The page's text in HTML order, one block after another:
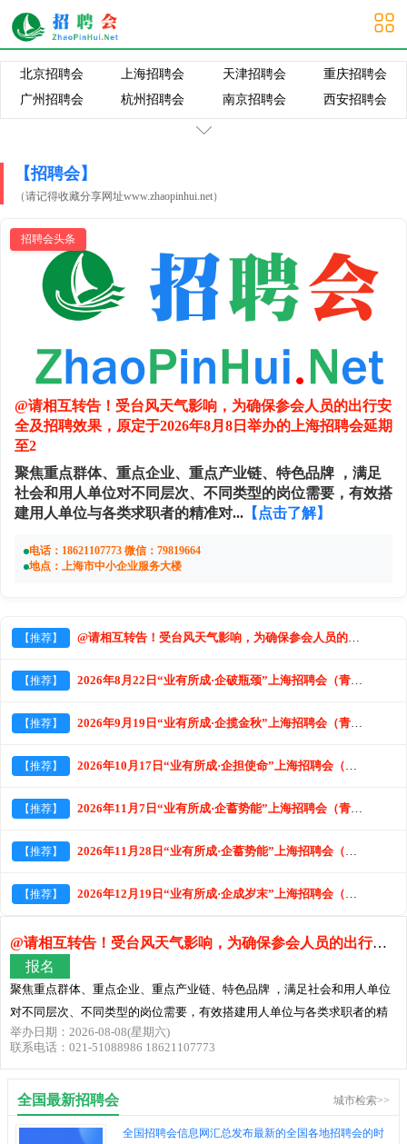
北京招聘会
上海招聘会 天津招聘会
重庆招聘会
广州招聘会
杭州招聘会 南京招聘会
西安招聘会
兰州招聘会
武汉招聘会
长沙招聘会
昆明招聘会
拉萨招聘会
呼和浩特招聘
【招聘会】
（请记得收藏分享网址www.zhaopinhui.net）
招聘会头条
@请相互转告！受台风天气影响，为确保参会人员的出行安
全及招聘效果，原定于2026年8月8日举办的上海招聘会延期
至2
聚焦重点群体、重点企业、重点产业链、特色品牌 ，满足
社会和用人单位对不同层次、不同类型的岗位需要，有效搭
建用人单位与各类求职者的精准对... 【点击了解】
电话：18621107773 微信：79819664
地点：上海市中小企业服务大楼
【推荐】 @请相互转告！受台风天气影响，为确保参会人员的出行安全及招聘效果，原定于2026年8月8日举办的上海招
【推荐】 2026年8月22日“业有所成·企破瓶颈​​​”上海招聘会（青年人才就业专场）交流活动用人单位邀请函
【推荐】 2026年9月19日“业有所成·企揽金秋​​​​”上海招聘会（青年人才就业专场）交流活动用人单位邀请
【推荐】 2026年10月17日“业有所成·企担使命​​​​​”上海招聘会（青年人才就业专场）交流活动用人单位邀
【推荐】 2026年11月7日“业有所成·企蓄势能​​​​​​”上海招聘会（青年人才就业专场）交流活动用人单位
【推荐】 2026年11月28日“业有所成·企蓄势能​​​​​​”上海招聘会（青年人才就业专场）交流活动用人单位
【推荐】 2026年12月19日“业有所成·企成岁末​​​​​​​”上海招聘会（青年人才就业专场）交流活动用人单
@请相互转告！受台风天气影响，为确保参会人员的出行安全及招聘效
报名
聚焦重点群体、重点企业、重点产业链、特色品牌 ，满足社会和用人单位
对不同层次、不同类型的岗位需要，有效搭建用人单位与各类求职者的精
准对接平台
举办日期：2026-08-08(星期六)
联系电话：021-51088986 18621107773
全国最新招聘会 城市检索>>
全国招聘会信息网汇总发布最新的全国各地招聘会的时